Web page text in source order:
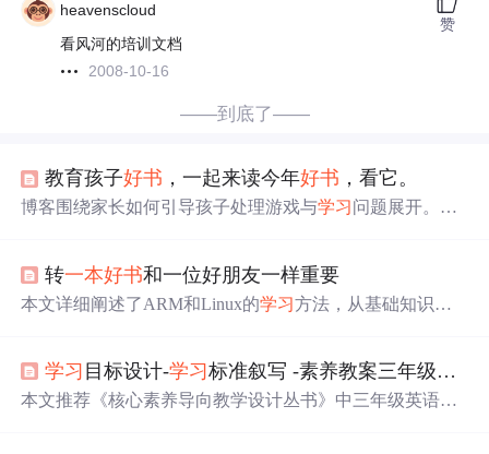
heavenscloud
看风河的培训文档
2008-10-16
赞
——到底了——
教育孩子好书 ，一起来读今年好书 ，看它。
博客围绕家长如何引导孩子处理游戏与学习问题展开。提
庆祝自主学习成功，助力孩子学会自我管理。
转一本好书和一位好朋友一样重要
本文详细阐述了ARM和Linux的学习方法，从基础知识入
等内容，并通过实践加深对Linux内核的理解。
学习 目标设计-学习标准叙写 -素养教案三年级英语人教版
本文推荐《核心素养导向教学设计丛书》中三年级英语上